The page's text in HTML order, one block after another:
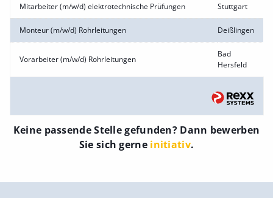
Mitarbeiter (m/w/d) elektrotechnische Prüfungen Stuttgart
Monteur (m/w/d) Rohrleitungen Deißlingen
Vorarbeiter (m/w/d) Rohrleitungen
Bad
Hersfeld
Keine passende Stelle gefunden? Dann bewerben
Sie sich gerne initiativ.